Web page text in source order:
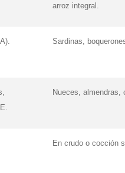
arroz integral.
Sardinas,
Nueces, almendras,
En crudo o cocción